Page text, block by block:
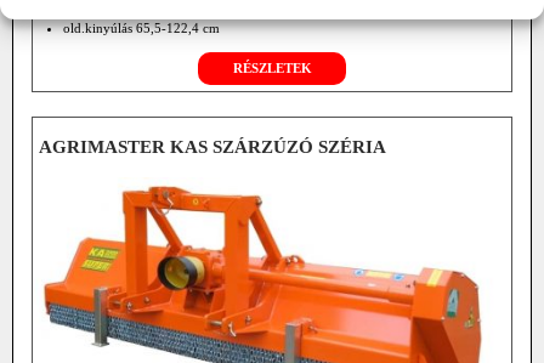
old.kinyúlás 65,5-122,4 cm
szf. hajtómű 2000 f/min TLT-hez
RÉSZLETEK
AGRIMASTER KAS SZÁRZÚZÓ SZÉRIA